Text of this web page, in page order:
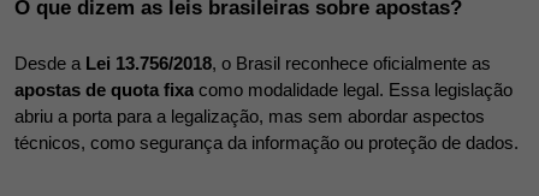
O que dizem as leis brasileiras sobre apostas?
Desde a Lei 13.756/2018
apostas de quota fixa como modalidade legal. Essa legislação
abriu a porta para a legalização, mas sem abordar aspectos
técnicos, como segurança da informação ou proteção de dados.